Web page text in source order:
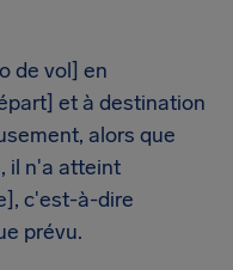
de vol] en
et à destination
alors que
il n'a atteint
c'est-à-dire
prévu.